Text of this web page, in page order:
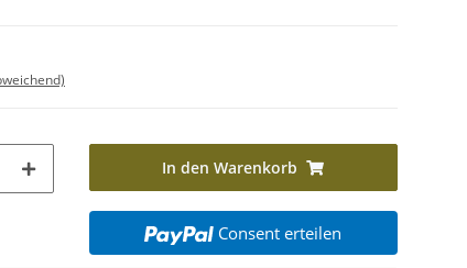
In den Warenkorb
Consent erteilen